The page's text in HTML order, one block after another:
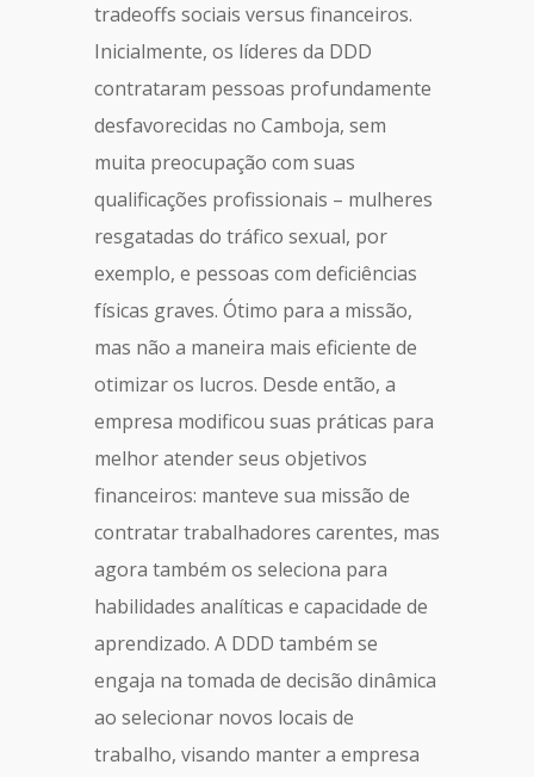
tradeoffs sociais versus financeiros.
Inicialmente, os líderes da DDD
contrataram pessoas profundamente
desfavorecidas no Camboja, sem
muita preocupação com suas
qualificações profissionais – mulheres
resgatadas do tráfico sexual, por
exemplo, e pessoas com deficiências
físicas graves. Ótimo para a missão,
mas não a maneira mais eficiente de
otimizar os lucros. Desde então, a
empresa modificou suas práticas para
melhor atender seus objetivos
financeiros: manteve sua missão de
contratar trabalhadores carentes, mas
agora também os seleciona para
habilidades analíticas e capacidade de
aprendizado. A DDD também se
engaja na tomada de decisão dinâmica
ao selecionar novos locais de
trabalho, visando manter a empresa